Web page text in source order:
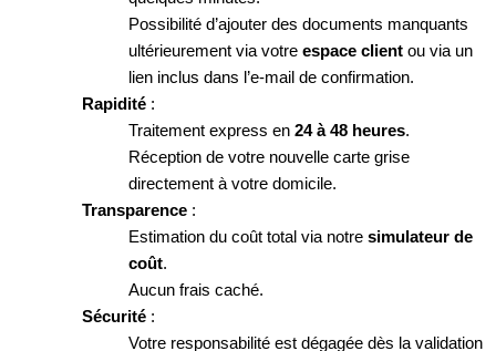
Possibilité d’ajouter des documents manquants
ultérieurement via votre espace clientou via un
lien inclus dans l’e-mail de confirmation.
Rapidité:
Traitement express en 24 à 48 heures.
Réception de votre nouvelle carte grise
directement à votre domicile.
Transparence:
Estimation du coût total via notre simulateur de
coût.
Aucun frais caché.
Sécurité:
Votre responsabilité est dégagée dès la validation